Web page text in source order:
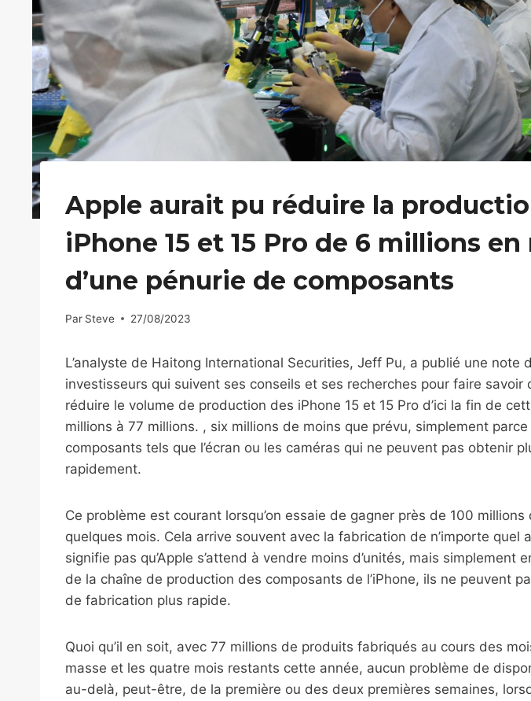
Apple aurait pu réduire la
iPhone 15 et 15 Pro de 6 millions en
d’une pénurie de composants
Par Steve 27/08/2023
L’analyste de Haitong International Securities, Jeff Pu, a publié une note
investisseurs qui suivent ses conseils et ses recherches pour faire savoir
réduire le volume de production des iPhone 15 et 15 Pro d’ici la fin de
millions à 77 millions. , six millions de moins que prévu, simplement parce
composants tels que l’écran ou les caméras qui ne peuvent pas obtenir
rapidement.
Ce problème est courant lorsqu’on essaie de gagner près de 100 millions
quelques mois. Cela arrive souvent avec la fabrication de n’importe quel
signifie pas qu’Apple s’attend à vendre moins d’unités, mais simplement
de la chaîne de production des composants de l’iPhone, ils ne peuvent
de fabrication plus rapide.
Quoi qu’il en soit, avec 77 millions de produits fabriqués au cours des
masse et les quatre mois restants cette année, aucun problème de
au-delà, peut-être, de la première ou des deux premières semaines,